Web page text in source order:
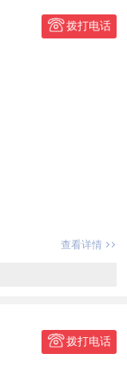
嗜好，有消防证者优
达能力和沟通能力，
节日福利+缴纳五险
节日福利+缴纳五险
拨打电话
查看详情
拨打电话